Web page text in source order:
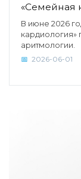
«Семейная
В июне 2026
кардиология»
аритмологии.
2026-06-01